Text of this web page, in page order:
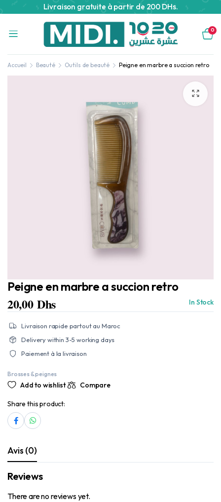
Livraison gratuite à partir de 200 DHs.
0
Accueil Beauté Outils de beauté Peigne en marbre a succion retro
Peigne en marbre a succion retro
20,00Dhs In Stock
Livraison rapide partout au Maroc
Delivery within 3-5 working days
Paiement à la livraison
Brosses & peignes
Add to wishlist Compare
Share this product:
Avis (0)
Reviews
There are no reviews yet.